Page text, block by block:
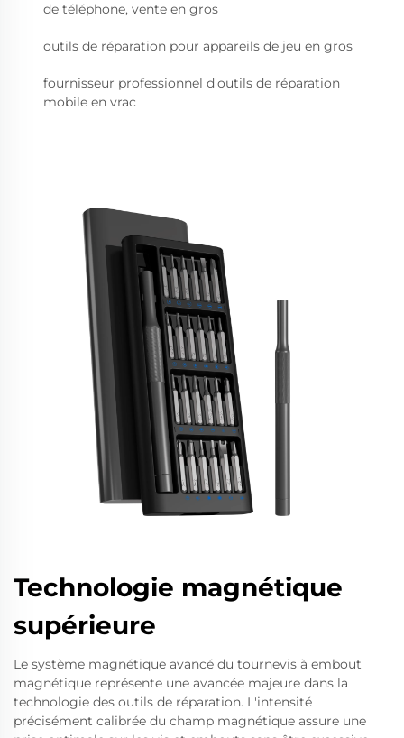
de téléphone, vente en gros
outils de réparation pour appareils de jeu en gros
fournisseur professionnel d'outils de réparation
mobile en vrac
Technologie magnétique
supérieure
Le système magnétique avancé du tournevis à embout
magnétique représente une avancée majeure dans la
technologie des outils de réparation. L'intensité
précisément calibrée du champ magnétique assure une